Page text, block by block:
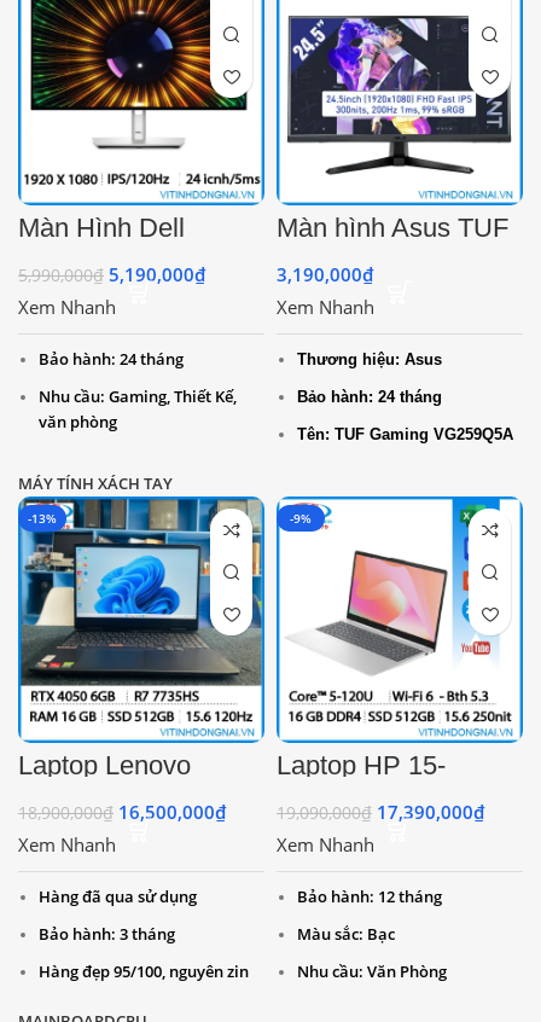
Màn Hình Dell
(23.8 inch – FHD –
IPS – 120Hz – 5ms
– DRR – TMDS –
USB TypeC)
5,990,000₫ 5,190,000₫
Xem Nhanh
Bảo hành: 24 tháng
Nhu cầu: Gaming, Thiết Kế,
văn phòng
Màn hình Asus TUF
24.5 (FHD 1920 x
1080 Fast IPS
200Hz 1 ms)
3,190,000₫
Xem Nhanh
Thương hiệu: Asus
Bảo hành: 24 tháng
Tên: TUF Gaming VG259Q5A
Màu sắc: Đen
Nhu cầu: Gaming
MÁY TÍNH XÁCH TAY
-13%
Laptop Lenovo
CPU Ryzen7-
7735HS I 16GB
DDR5 4800 I 512GB
NVMe I RTX™ 4050
6GB DDR6 I 15.6”
I Pin 56/60 I WIN 11
18,900,000₫ 16,500,000₫
Xem Nhanh
Hàng đã qua sử dụng
Bảo hành: 3 tháng
Hàng đẹp 95/100, nguyên zin
-9%
Laptop HP 15-
Intel Core 5 120U |
16GB | 512GB | Intel
Arc | 15.6 inch FHD |
Win 11 | Bạc
19,090,000₫ 17,390,000₫
Xem Nhanh
Bảo hành: 12 tháng
Màu sắc: Bạc
Nhu cầu: Văn Phòng